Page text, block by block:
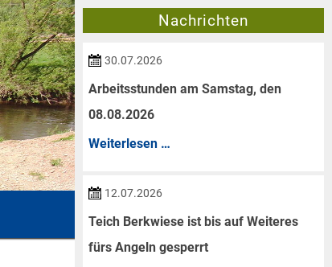
Nachrichten
30.07.2026
Arbeitsstunden am Samstag, den
08.08.2026
Weiterlesen …
den
12.07.2026
Teich Berkwiese ist bis auf Weiteres
fürs Angeln gesperrt